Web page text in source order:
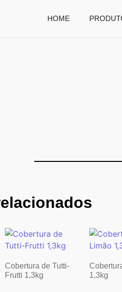
HOME
Cobertura de Tutti-
Frutti 1,3kg
1,3kg